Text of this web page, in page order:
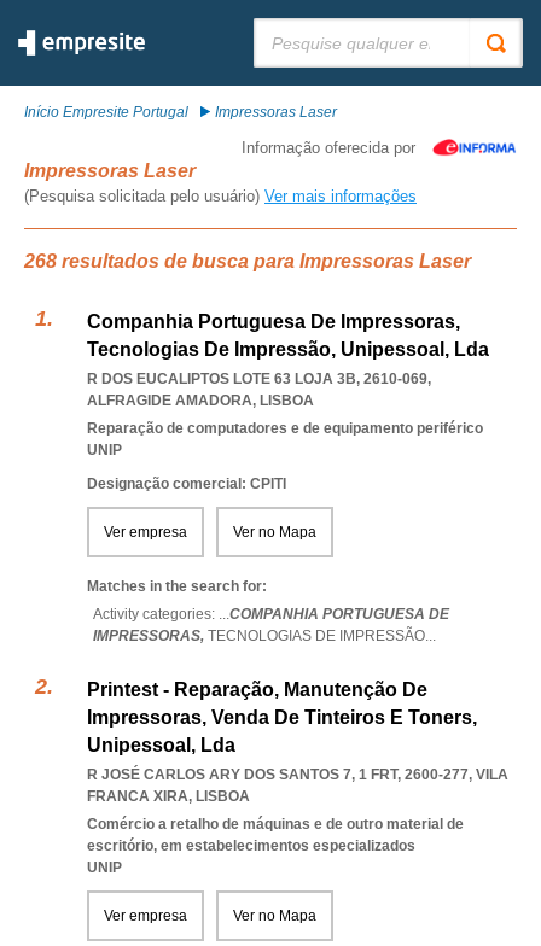
Início Empresite Portugal Impressoras Laser
Informação oferecida por
Impressoras Laser
(Pesquisa solicitada pelo usuário) Ver mais informações
268 resultados de busca para Impressoras Laser
Companhia Portuguesa De Impressoras,
Tecnologias De Impressão, Unipessoal, Lda
R DOS EUCALIPTOS LOTE 63 LOJA 3B, 2610-069,
ALFRAGIDE AMADORA, LISBOA
Reparação de computadores e de equipamento periférico
UNIP
Designação comercial: CPITI
Ver empresa Ver no Mapa
Matches in the search for:
Activity categories: ...COMPANHIA PORTUGUESA DE
IMPRESSORAS, TECNOLOGIAS DE IMPRESSÃO...
Printest - Reparação, Manutenção De
Impressoras, Venda De Tinteiros E Toners,
Unipessoal, Lda
R JOSÉ CARLOS ARY DOS SANTOS 7, 1 FRT, 2600-277, VILA
FRANCA XIRA, LISBOA
Comércio a retalho de máquinas e de outro material de
escritório, em estabelecimentos especializados
UNIP
Ver empresa Ver no Mapa